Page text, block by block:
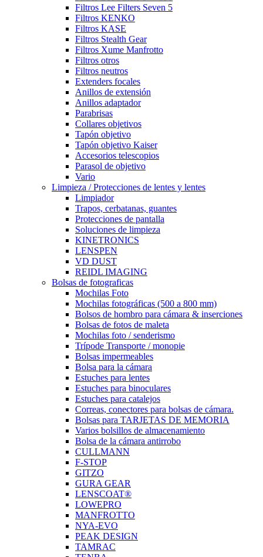
Filtros Lee Filters Seven 5
Filtros KENKO
Filtros KASE
Filtros Stealth Gear
Filtros Xume Manfrotto
Filtros otros
Filtros neutros
Extenders focales
Anillos de extensión
Anillos adaptador
Parabrisas
Collares objetivos
Tapón objetivo
Tapón objetivo Kaiser
Accesorios telescopios
Parasol de objetivo
Vario
Limpieza / Protecciones de lentes y lentes
Limpiador
Trapos, cerbatanas, guantes
Protecciones de pantalla
Soluciones de limpieza
KINETRONICS
LENSPEN
VD DUST
REIDL IMAGING
Bolsas de fotograficas
Mochilas Foto
Mochilas fotográficas (500 a 800 mm)
Bolsos de hombro para cámara & inserciones
Bolsas de fotos de maleta
Mochilas foto / senderismo
Trípode Transporte / monopie
Bolsas impermeables
Bolsa para la cámara
Estuches para lentes
Estuches para binoculares
Estuches para catalejos
Correas, conectores para bolsas de cámara.
Bolsas para TARJETAS DE MEMORIA
Varios bolsillos de almacenamiento
Bolsa de la cámara antirrobo
CULLMANN
F-STOP
GITZO
GURA GEAR
LENSCOAT®
LOWEPRO
MANFROTTO
NYA-EVO
PEAK DESIGN
TAMRAC